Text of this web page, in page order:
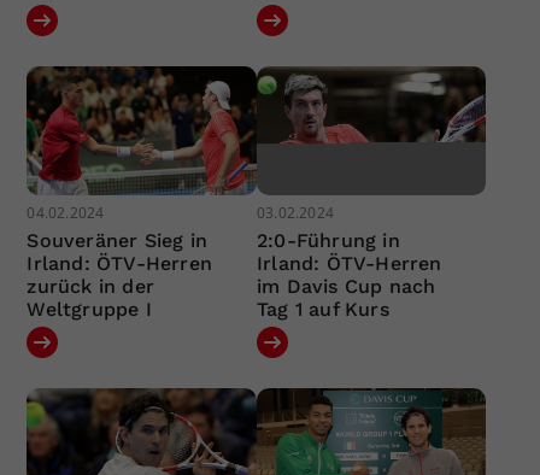
04.02.2024
Souveräner Sieg in
Irland: ÖTV-Herren
zurück in der
Weltgruppe I
03.02.2024
2:0-Führung in
Irland: ÖTV-Herren
im Davis Cup nach
Tag 1 auf Kurs